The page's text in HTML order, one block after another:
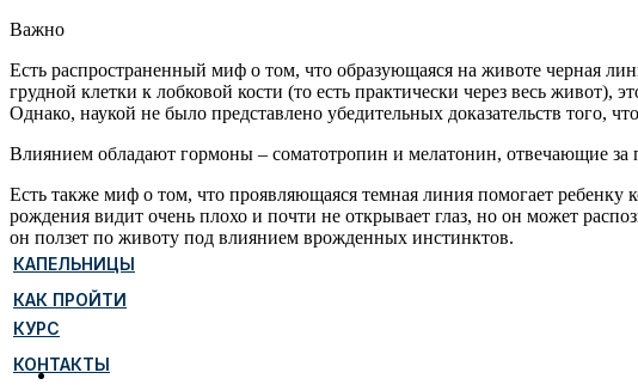
КАПЕЛЬНИЦЫ
КАК ПРОЙТИ
КУРС
КОНТАКТЫ
Важно
Есть распространенный миф о том, что образующаяся на животе черная
грудной клетки к лобковой кости (то есть практически через весь живот),
Однако, наукой не было представлено убедительных доказательств того,
Влиянием обладают гормоны – соматотропин и мелатонин, отвечающие
Есть также миф о том, что проявляющаяся темная линия помогает
рождения видит очень плохо и почти не открывает глаз, но он может
он ползет по животу под влиянием врожденных инстинктов.